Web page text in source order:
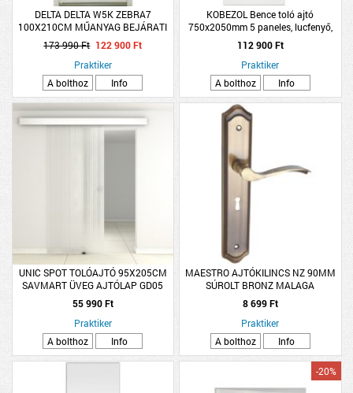
DELTA DELTA W5K ZEBRA7
100X210CM MŰANYAG BEJÁRATI
AJTÓ BAL, SAVMART ÜVEGGEL
173 990 Ft 122 900 Ft
Praktiker
A bolthoz
Info
KOBEZOL Bence toló ajtó
750x2050mm 5 paneles, lucfenyő,
fehér, vasalattal
112 900 Ft
Praktiker
A bolthoz
Info
UNIC SPOT TOLÓAJTÓ 95X205CM
SAVMART ÜVEG AJTÓLAP GD05
55 990 Ft
Praktiker
A bolthoz
Info
MAESTRO AJTÓKILINCS NZ 90MM
SÚROLT BRONZ MALAGA
8 699 Ft
Praktiker
A bolthoz
Info
-20%